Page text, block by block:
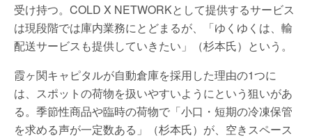
受け持つ。COLD X NETWORKとして提供するサービス
は現段階では庫内業務にとどまるが、「ゆくゆくは、輸
配送サービスも提供していきたい」（杉本氏）という。
霞ヶ関キャピタルが自動倉庫を採用した理由の1つに
は、スポットの荷物を扱いやすいようにという狙いがあ
る。季節性商品や臨時の荷物で「小口・短期の冷凍保管
を求める声が一定数ある」（杉本氏）が、空きスペース